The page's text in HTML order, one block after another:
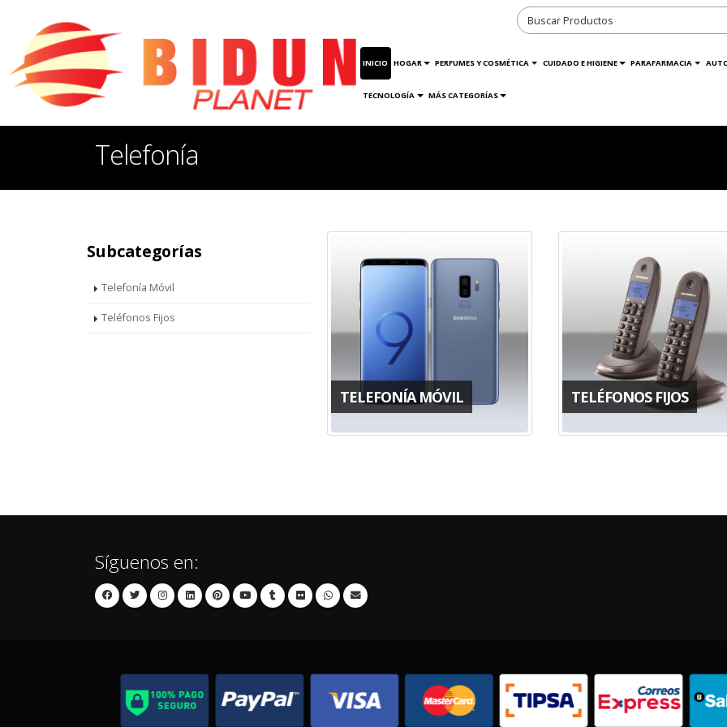
INICIO HOGAR PERFUMES Y COSMÉTICA CUIDADO E HIGIENE PARAFARMACIA
TECNOLOGÍA MÁS CATEGORÍAS
Telefonía
Subcategorías
Telefonía Móvil
Teléfonos Fijos
TELEFONÍA MÓVIL TELÉFONOS FIJOS
Síguenos en: